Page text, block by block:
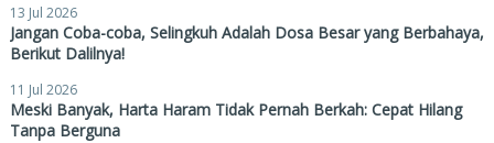
13 Jul 2026
Jangan Coba-coba, Selingkuh Adalah Dosa Besar yang Berbahaya,
Berikut Dalilnya!
11 Jul 2026
Meski Banyak, Harta Haram Tidak Pernah Berkah: Cepat Hilang
Tanpa Berguna